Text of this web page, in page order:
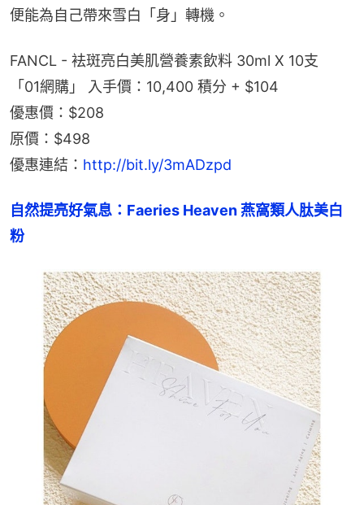
便能為自己帶來雪白「身」轉機。
FANCL - 袪斑亮白美肌營養素飲料 30ml X 10支
「01網購」 入手價：10,400 積分 + $104
優惠價：$208
原價：$498
優惠連結： http://bit.ly/3mADzpd
自然提亮好氣息：Faeries Heaven 燕窩類人肽美白
粉